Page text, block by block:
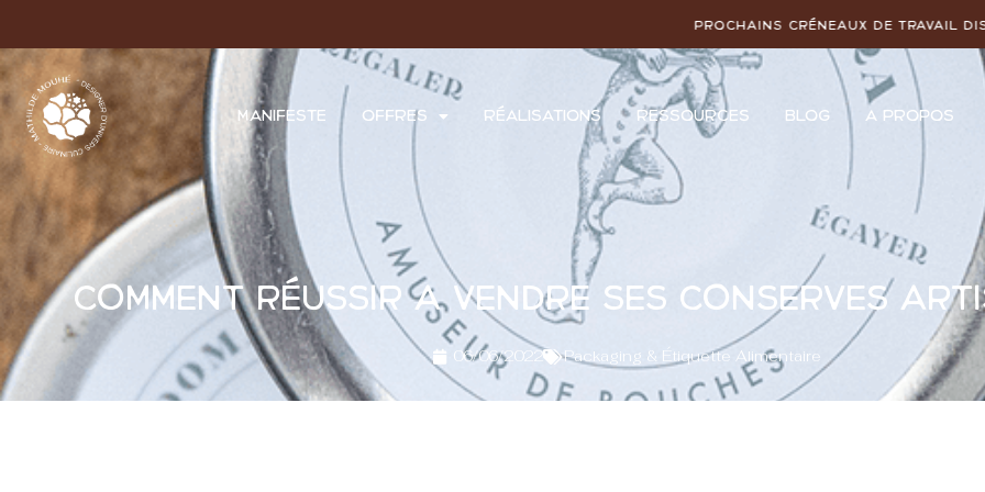
Prochains créneaux de travail disponibles :
MANIFESTE OFFRES RÉALISATIONS RESSOURCES BLOG À PROPOS
Comment réussir à vendre ses conserves
06/06/2022 Packaging & Étiquette Alimentaire